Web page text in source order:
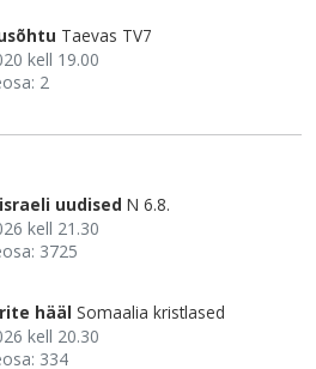
Taevas TV7
kell 19.00
2
uudised N 6.8.
kell 21.30
3725
hääl Somaalia kristlased
kell 20.30
334